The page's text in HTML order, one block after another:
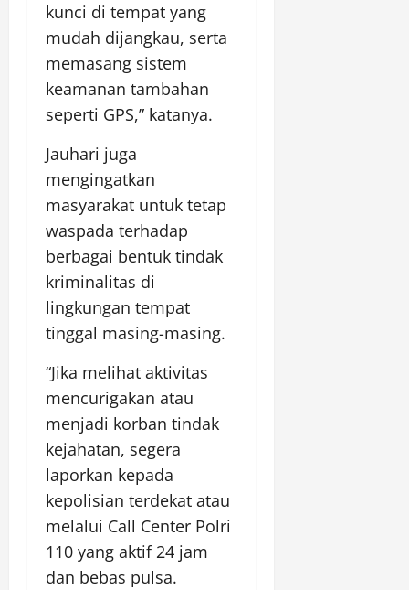
kunci di tempat yang
mudah dijangkau, serta
memasang sistem
keamanan tambahan
seperti GPS,” katanya.
Jauhari juga
mengingatkan
masyarakat untuk tetap
waspada terhadap
berbagai bentuk tindak
kriminalitas di
lingkungan tempat
tinggal masing-masing.
“Jika melihat aktivitas
mencurigakan atau
menjadi korban tindak
kejahatan, segera
laporkan kepada
kepolisian terdekat atau
melalui Call Center Polri
110 yang aktif 24 jam
dan bebas pulsa.